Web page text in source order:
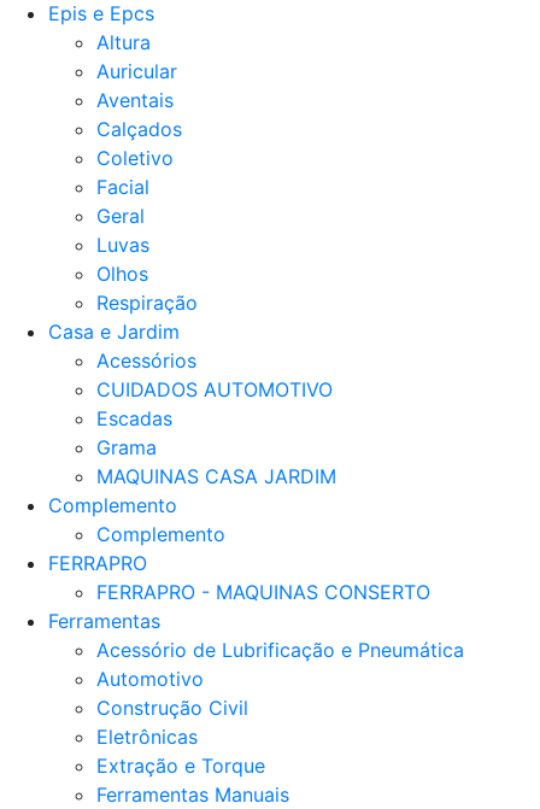
Epis e Epcs
Altura
Auricular
Aventais
Calçados
Coletivo
Facial
Geral
Luvas
Olhos
Respiração
Casa e Jardim
Acessórios
CUIDADOS AUTOMOTIVO
Escadas
Grama
MAQUINAS CASA JARDIM
Complemento
Complemento
FERRAPRO
FERRAPRO - MAQUINAS CONSERTO
Ferramentas
Acessório de Lubrificação e Pneumática
Automotivo
Construção Civil
Eletrônicas
Extração e Torque
Ferramentas Manuais